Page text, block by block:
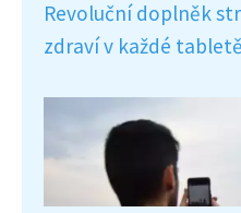
Revoluční doplněk
zdraví v každé